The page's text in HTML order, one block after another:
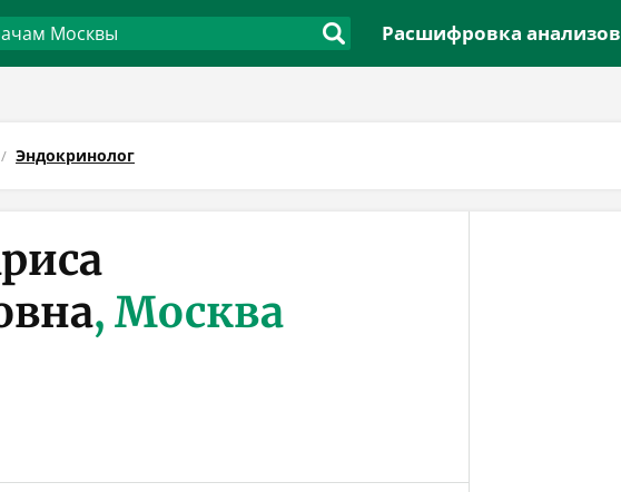
Расшифровка анализов
Эндокринолог
, Москва